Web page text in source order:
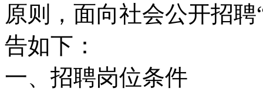
原则，面向社会公开招
告如下：
一、招聘岗位条件